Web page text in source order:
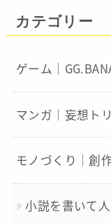
カテゴリー
ゲーム｜
マンガ｜妄想ト
モノづくり｜創
小説を書いて